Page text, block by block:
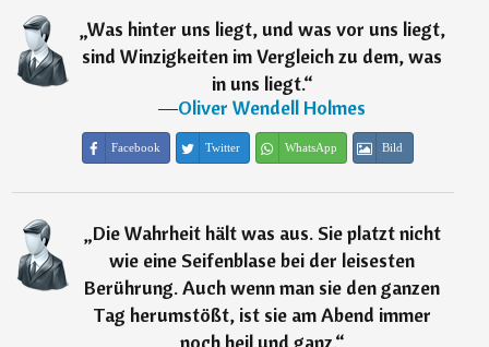
„Was hinter uns liegt, und was vor uns liegt,
sind Winzigkeiten im Vergleich zu dem, was
in uns liegt.“
―Oliver Wendell Holmes
Facebook Twitter WhatsApp Bild
„Die Wahrheit hält was aus. Sie platzt nicht
wie eine Seifenblase bei der leisesten
Berührung. Auch wenn man sie den ganzen
Tag herumstößt, ist sie am Abend immer